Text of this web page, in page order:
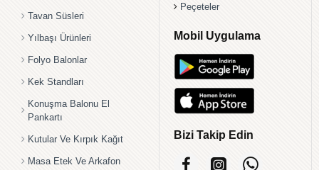
Tavan Süsleri
Yılbaşı Ürünleri
Folyo Balonlar
Kek Standları
Konuşma Balonu El
Pankartı
Kutular Ve Kırpık Kağıt
Masa Etek Ve Arkafon
Peçeteler
Mobil Uygulama
Bizi Takip Edin